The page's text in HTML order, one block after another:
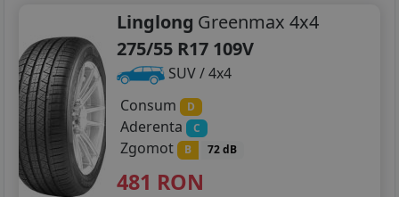
Linglong Greenmax 4x4
275/55 R17 109V
SUV / 4x4
Consum
D
Aderenta C
Zgomot B 72 dB
481 RON